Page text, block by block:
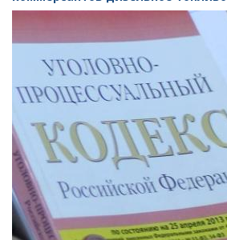
компанию
оштрафовали
на
полмиллиона
рублей